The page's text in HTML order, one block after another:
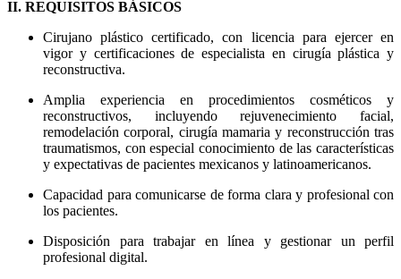
II. REQUISITOS BÁSICOS
Cirujano plástico certificado, con licencia para ejercer en
vigor y certificaciones de especialista en cirugía plástica y
reconstructiva.
Amplia experiencia en procedimientos cosméticos y
reconstructivos, incluyendo rejuvenecimiento facial,
remodelación corporal, cirugía mamaria y reconstrucción tras
traumatismos, con especial conocimiento de las características
y expectativas de pacientes mexicanos y latinoamericanos.
Capacidad para comunicarse de forma clara y profesional con
los pacientes.
Disposición para trabajar en línea y gestionar un perfil
profesional digital.